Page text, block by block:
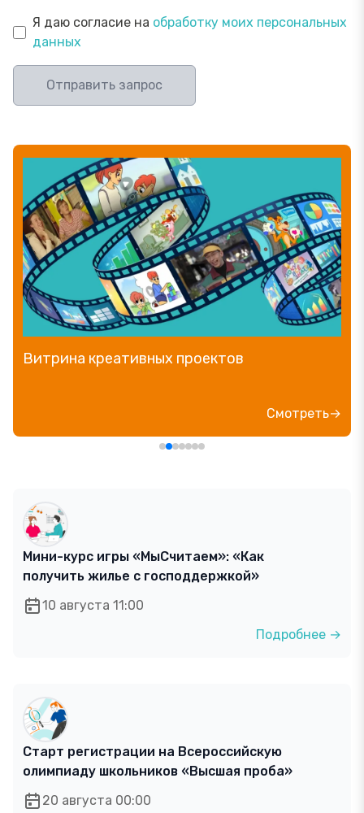
Я даю согласие на обработку моих персональных
данных
Отправить запрос
Прямой эфир «Мошенник VS Финансовый
Мини-курс игры «МыСчитаем»: «Как
получить жилье с господдержкой»
10 августа 11:00
Подробнее →
Старт регистрации на Всероссийскую
олимпиаду школьников «Высшая проба»
20 августа 00:00